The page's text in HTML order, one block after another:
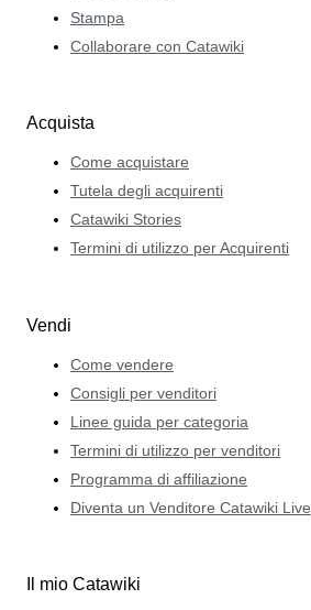
Stampa
Collaborare con Catawiki
Acquista
Come acquistare
Tutela degli acquirenti
Catawiki Stories
Termini di utilizzo per Acquirenti
Vendi
Come vendere
Consigli per venditori
Linee guida per categoria
Termini di utilizzo per venditori
Programma di affiliazione
Diventa un Venditore Catawiki Live
Il mio Catawiki